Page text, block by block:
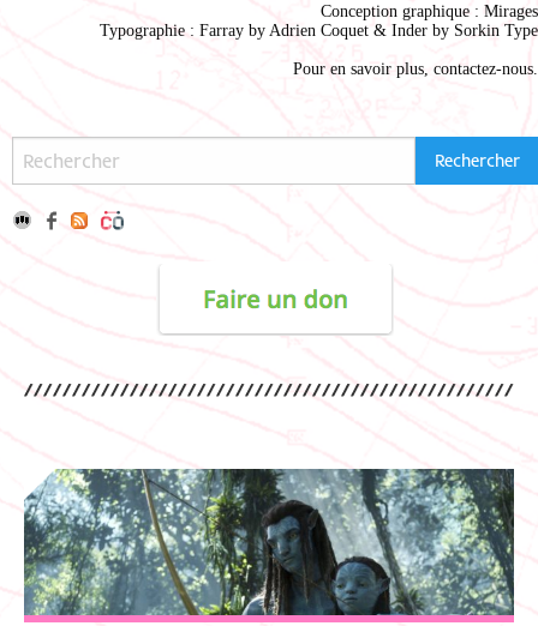
Conception graphique : Mirages
Typographie : Farray by Adrien Coquet & Inder by Sorkin Type
Pour en savoir plus, contactez-nous